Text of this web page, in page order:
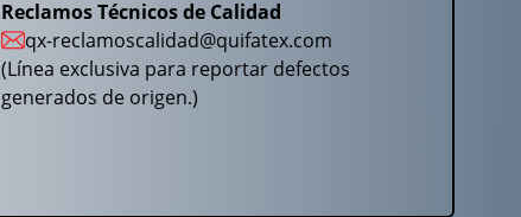
Reclamos Técnicos de Calidad
qx-reclamoscalidad@quifatex.com
(Línea exclusiva para reportar defectos
generados de origen.)